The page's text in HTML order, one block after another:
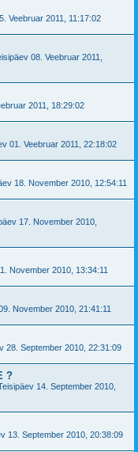
Veebruar 2011, 11:17:02
08. Veebruar 2011,
2011, 18:29:02
01. Veebruar 2011, 22:18:02
18. November 2010, 12:54:11
17. November 2010,
November 2010, 13:34:11
November 2010, 21:41:11
28. September 2010, 22:31:09
?
14. September 2010,
13. September 2010, 20:38:09